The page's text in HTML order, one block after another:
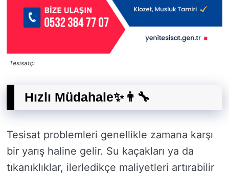
Tesisatçı
Hızlı Müdahale✨👨‍🔧
Tesisat problemleri genellikle zamana karşı
bir yarış haline gelir. Su kaçakları ya da
tıkanıklıklar, ilerledikçe maliyetleri artırabilir